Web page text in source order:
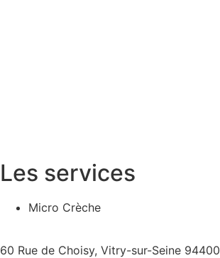
Les services
Micro Crèche
60 Rue de Choisy, Vitry-sur-Seine 94400